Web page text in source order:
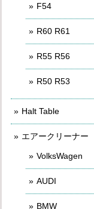
F54
R60 R61
R55 R56
R50 R53
Halt Table
エアークリーナー
VolksWagen
AUDI
BMW